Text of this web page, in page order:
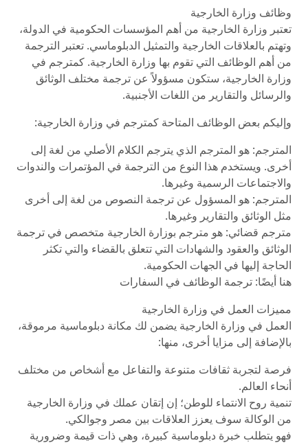
وظائف وزارة الخارجية
تعتبر وزارة الخارجية من أهم المؤسسات الحكومية في الدولة،
وتهتم بالعلاقات الخارجية والتمثيل الدبلوماسي. تعتبر الترجمة
من أهم الوظائف التي تقوم بها وزارة الخارجية. كمترجم في
وزارة الخارجية، ستكون مسؤولاً عن ترجمة مختلف الوثائق
والرسائل والتقارير من اللغات الأجنبية.
وإليكم بعض الوظائف المتاحة كمترجم في وزارة الخارجية:
المترجم: هو المترجم الذي يترجم الكلام الأصلي من لغة إلى
أخرى. ويستخدم هذا النوع من الترجمة في المؤتمرات والندوات
والاجتماعات الرسمية وغيرها.
المترجم: هو المسؤول عن ترجمة النصوص من لغة إلى أخرى
مثل الوثائق والتقارير وغيرها.
مترجم قضائي: هو مترجم بوزارة الخارجية متخصص في ترجمة
الوثائق والعقود والشهادات التي تتعلق بالقضاء والتي تكثر
الحاجة إليها في الجهات الحكومية.
هنا أيضًا: ترجمة الوظائف في السفارات
مميزات العمل في وزارة الخارجية
العمل في وزارة الخارجية يضمن لك مكانة دبلوماسية مرموقة،
بالإضافة إلى مزايا أخرى، منها:
فرصة لتجربة ثقافات متنوعة والتفاعل مع أشخاص من مختلف
أنحاء العالم.
تنمية روح الانتماء للوطن؛ إن إتقان عملك في وزارة الخارجية
من الوكالة سوف يعزز العلاقات بين مصر وجوالكي.
فهو يتطلب خبرة دبلوماسية كبيرة، وهي ذات قيمة وضرورية